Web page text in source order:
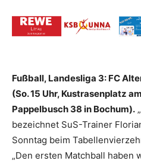
Fußball, Landesliga 3: FC
(So. 15 Uhr, Kustrasenplatz
Pappelbusch 38 in Bochum).
bezeichnet SuS-Trainer
Sonntag beim
„Den ersten Matchball haben